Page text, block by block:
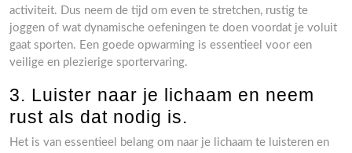
activiteit. Dus neem de tijd om even te stretchen, rustig te
joggen of wat dynamische oefeningen te doen voordat je voluit
gaat sporten. Een goede opwarming is essentieel voor een
veilige en plezierige sportervaring.
3. Luister naar je lichaam en neem
rust als dat nodig is.
Het is van essentieel belang om naar je lichaam te luisteren en